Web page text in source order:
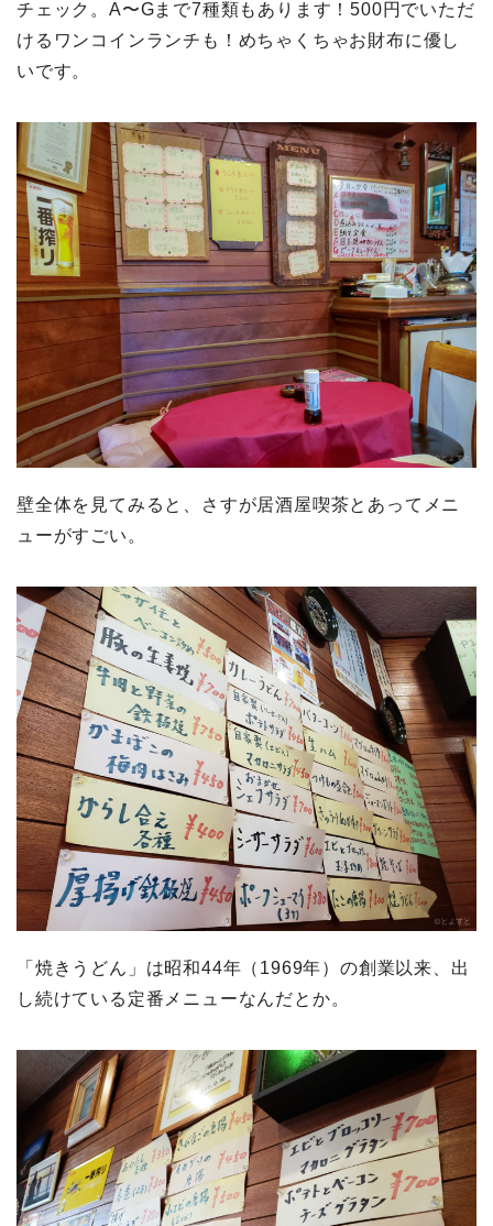
チェック。A〜Gまで7種類もあります！500円でいただ
けるワンコインランチも！めちゃくちゃお財布に優し
いです。
壁全体を見てみると、さすが居酒屋喫茶とあってメニ
ューがすごい。
「焼きうどん」は昭和44年（1969年）の創業以来、出
し続けている定番メニューなんだとか。